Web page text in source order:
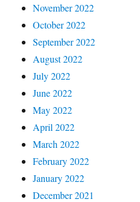
November 2022
October 2022
September 2022
August 2022
July 2022
June 2022
May 2022
April 2022
March 2022
February 2022
January 2022
December 2021